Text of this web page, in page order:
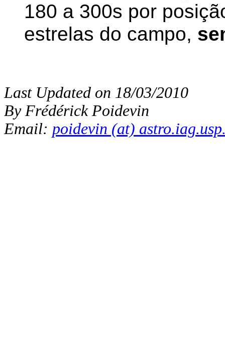
180 a 300s por
estrelas do campo,
Last Updated on 18/03/2010
By Frédérick Poidevin
Email: poidevin (at)